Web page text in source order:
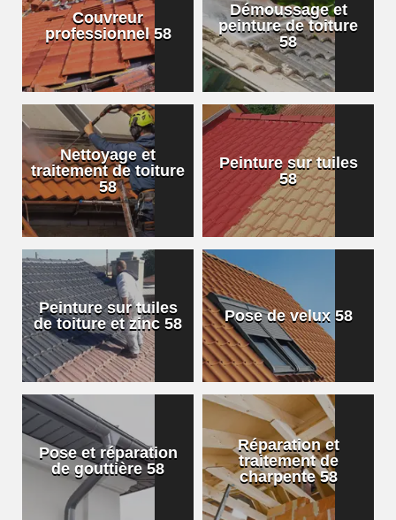
Couvreur
professionnel 58
Démoussage et
peinture de toiture
58
Nettoyage et
traitement de toiture
58
Peinture sur tuiles
58
Peinture sur tuiles
de toiture et zinc 58
Pose de velux 58
Pose et réparation
de gouttière 58
Réparation et
traitement de
charpente 58